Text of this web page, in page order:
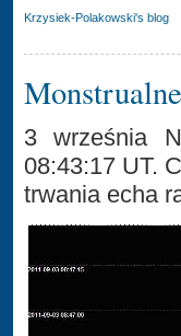
Krzysiek-Polakowski's blog
3 września
08:43:17 UT.
trwania echa